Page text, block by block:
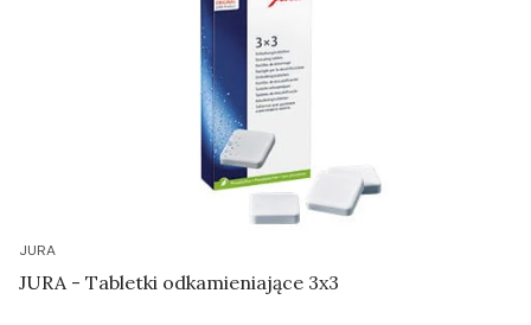
JURA
JURA - Tabletki odkamieniające 3x3